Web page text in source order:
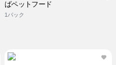
ばペットフード
1パック